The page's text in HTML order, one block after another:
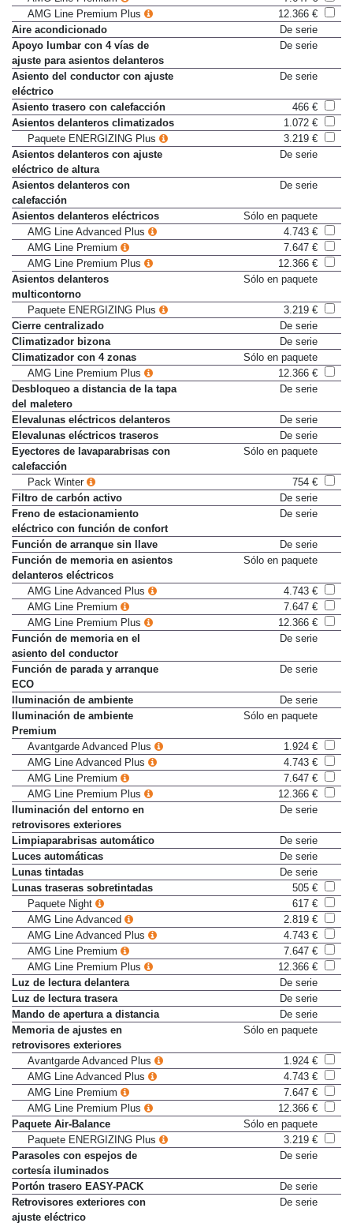
AMG Line Premium
7.647 €
AMG Line Premium Plus
12.366 €
Aire acondicionado
De serie
Apoyo lumbar con 4 vías de
ajuste para asientos delanteros
Asiento del conductor con ajuste
eléctrico
Asiento trasero con calefacción
466 €
Asientos delanteros climatizados
1.072 €
Paquete ENERGIZING Plus
3.219 €
Asientos delanteros con ajuste
eléctrico de altura
Asientos delanteros con
calefacción
Asientos delanteros eléctricos
Sólo en paquete
AMG Line Advanced Plus
4.743 €
AMG Line Premium
7.647 €
AMG Line Premium Plus
12.366 €
Asientos delanteros
multicontorno
Paquete ENERGIZING Plus
3.219 €
Cierre centralizado
De serie
Climatizador bizona
De serie
Climatizador con 4 zonas
Sólo en paquete
AMG Line Premium Plus
12.366 €
Desbloqueo a distancia de la tapa
del maletero
Elevalunas eléctricos delanteros
De serie
Elevalunas eléctricos traseros
De serie
Eyectores de lavaparabrisas con
calefacción
Pack Winter
754 €
Filtro de carbón activo
De serie
Freno de estacionamiento
eléctrico con función de confort
Función de arranque sin llave
De serie
Función de memoria en asientos
delanteros eléctricos
AMG Line Advanced Plus
4.743 €
AMG Line Premium
7.647 €
AMG Line Premium Plus
12.366 €
Función de memoria en el
asiento del conductor
Función de parada y arranque
ECO
Iluminación de ambiente
De serie
Iluminación de ambiente
Premium
Avantgarde Advanced Plus
1.924 €
AMG Line Advanced Plus
4.743 €
AMG Line Premium
7.647 €
AMG Line Premium Plus
12.366 €
Iluminación del entorno en
retrovisores exteriores
Limpiaparabrisas automático
De serie
Luces automáticas
De serie
Lunas tintadas
De serie
Lunas traseras sobretintadas
505 €
Paquete Night
617 €
AMG Line Advanced
2.819 €
AMG Line Advanced Plus
4.743 €
AMG Line Premium
7.647 €
AMG Line Premium Plus
12.366 €
Luz de lectura delantera
De serie
Luz de lectura trasera
De serie
Mando de apertura a distancia
De serie
Memoria de ajustes en
retrovisores exteriores
Avantgarde Advanced Plus
1.924 €
AMG Line Advanced Plus
4.743 €
AMG Line Premium
7.647 €
AMG Line Premium Plus
12.366 €
Paquete Air-Balance
Sólo en paquete
Paquete ENERGIZING Plus
3.219 €
Parasoles con espejos de
cortesía iluminados
Portón trasero EASY-PACK
De serie
Retrovisores exteriores con